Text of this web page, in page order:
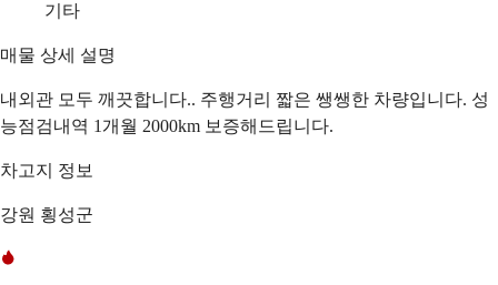
기타
매물 상세 설명
내외관 모두 깨끗합니다.. 주행거리 짧은 쌩쌩한 차량입니다. 성
능점검내역 1개월 2000km 보증해드립니다.
차고지 정보
강원 횡성군